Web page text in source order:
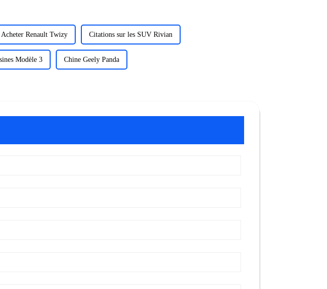
Acheter Renault Twizy Citations sur les SUV Rivian
Modèle 3 Chine Geely Panda